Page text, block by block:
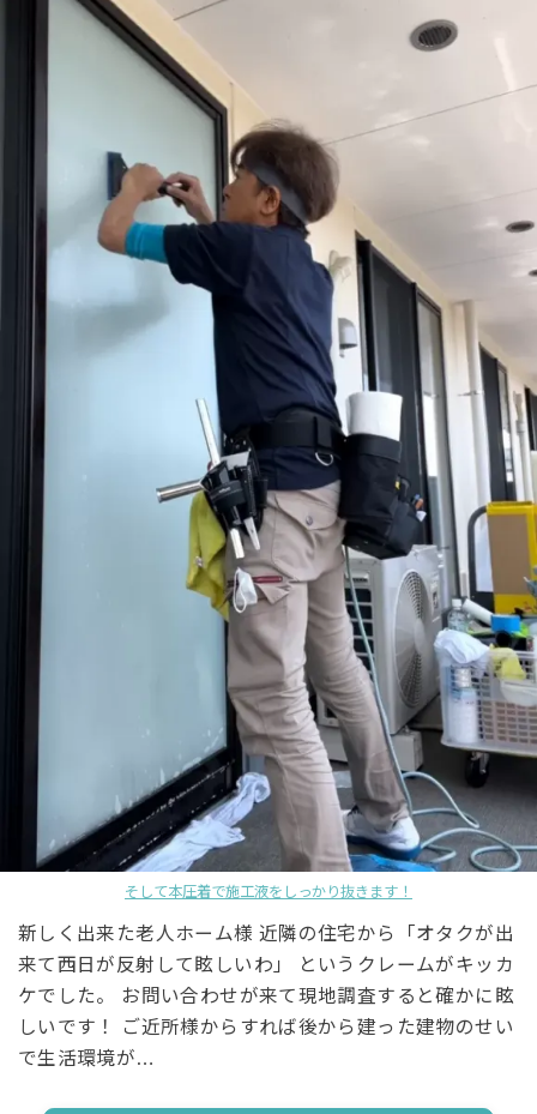
そして本圧着で施工液をしっかり抜きます！
新しく出来た老人ホーム様 近隣の住宅から「オタクが出
来て西日が反射して眩しいわ」 というクレームがキッカ
ケでした。 お問い合わせが来て現地調査すると確かに眩
しいです！ ご近所様からすれば後から建った建物のせい
で生活環境が…